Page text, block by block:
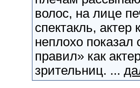
волос, на лице
спектакль,
неплохо
правил» как
зрительниц. ...